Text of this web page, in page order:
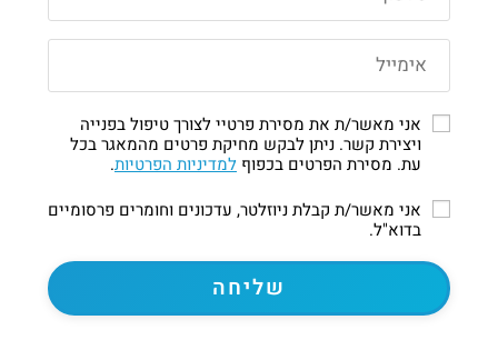
אני מאשר/ת את מסירת פרטיי לצורך טיפול בפנייה
ויצירת קשר. ניתן לבקש מחיקת פרטים מהמאגר בכל
עת. מסירת הפרטים בכפוף למדיניות הפרטיות.
אני מאשר/ת קבלת ניוזלטר, עדכונים וחומרים פרסומיים
בדוא"ל.